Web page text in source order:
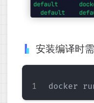
安装编译时